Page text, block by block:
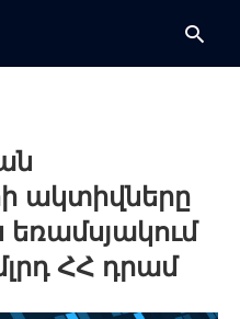
ակտիվները
եռամսյակում
ՀՀ դրամ